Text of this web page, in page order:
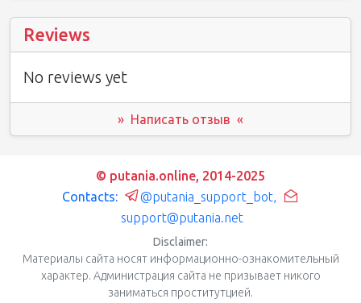
Reviews
No reviews yet
» Написать отзыв «
© putania.online, 2014-2025
Contacts:
@putania_support_bot,
support@putania.net
Disclaimer:
Материалы сайта носят информационно-ознакомительный
характер. Администрация сайта не призывает никого
заниматься проститутцией.